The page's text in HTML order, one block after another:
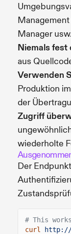
Manager
Niemals fest
aus
Verwenden
Produktion
der
Zugriff
wiederholte
Der Endpunkt
# This
curl
http://